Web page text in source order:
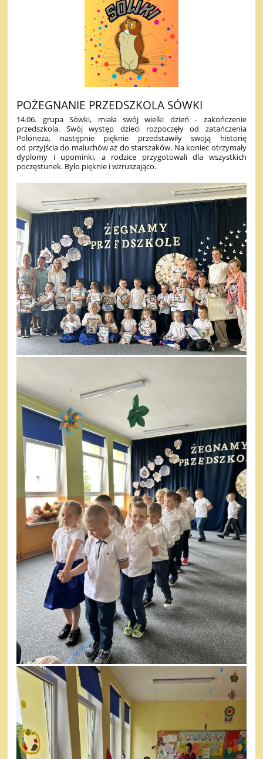
POŻEGNANIE PRZEDSZKOLA SÓWKI
14.06. grupa Sówki, miała swój wielki dzień - zakończenie
przedszkola. Swój występ dzieci rozpoczęły od zatańczenia
Poloneza, następnie pięknie przedstawiły swoją historię
od przyjścia do maluchów aż do starszaków. Na koniec otrzymały
dyplomy i upominki, a rodzice przygotowali dla wszystkich
poczęstunek. Było pięknie i wzruszająco.